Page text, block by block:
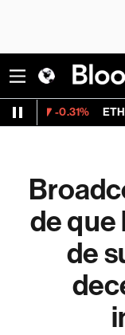
ETH/USD
de que
de